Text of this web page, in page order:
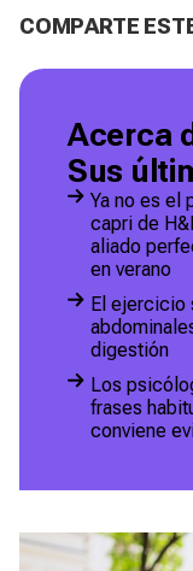
COMPARTE
Acerca
Sus
Ya no es el
capri de
aliado
en verano
El ejercicio
digestión
Los
frases
conviene